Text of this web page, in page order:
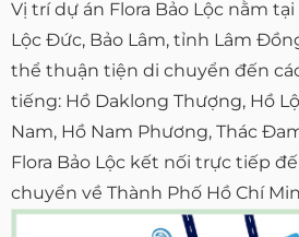
Vị trí dự án Flora Bảo Lộc nằm
Lộc Đức, Bảo Lâm, tỉnh Lâm
thể thuận tiện di chuyển đến
tiếng: Hồ Daklong Thượng, Hồ
Nam, Hồ Nam Phương, Thác
Flora Bảo Lộc kết nối trực tiếp
chuyển về Thành Phố Hồ Chí